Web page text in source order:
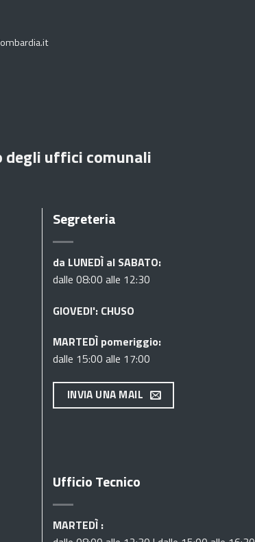
degli uffici comunali
Segreteria
da LUNEDÌ al SABATO:
dalle 08:00 alle 12:30
GIOVEDI': CHUSO
MARTEDÌ pomeriggio:
dalle 15:00 alle 17:00
INVIA UNA MAIL
Ufficio Tecnico
MARTEDÌ :